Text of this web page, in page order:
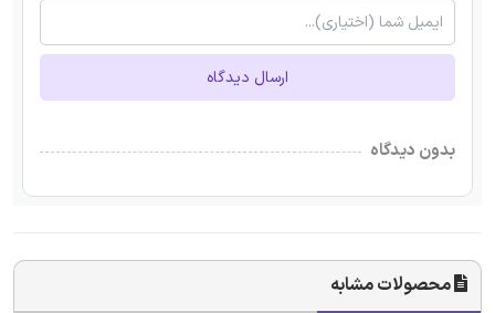
ارسال دیدگاه
بدون دیدگاه
محصولات مشابه